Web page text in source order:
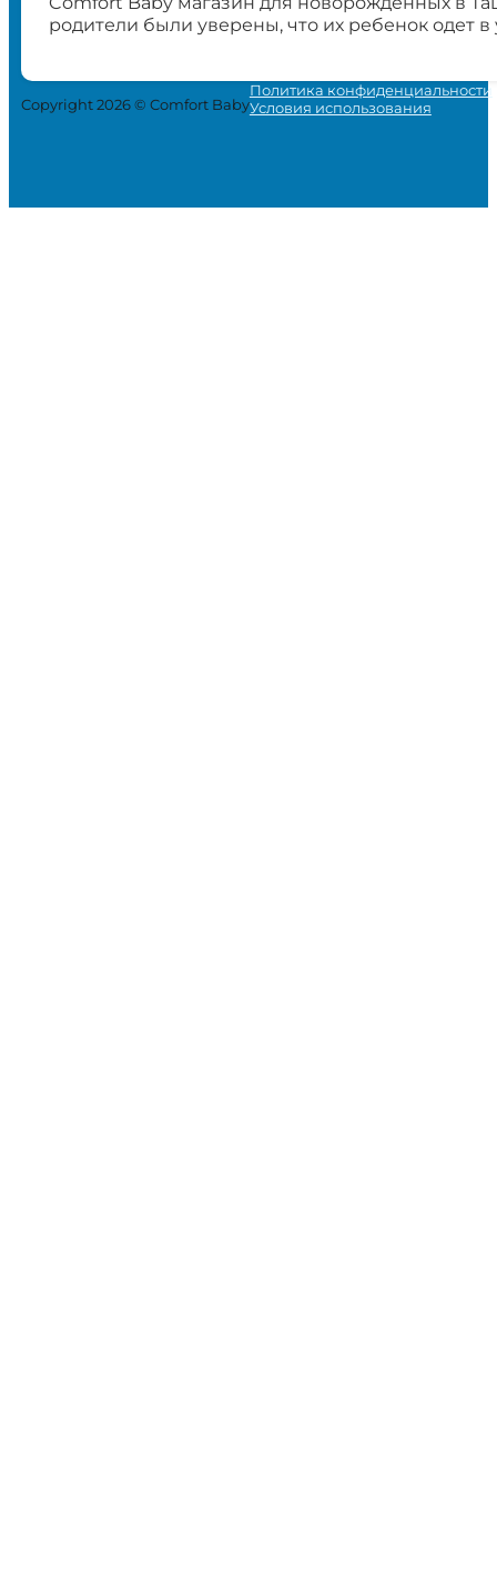
родители были уверены, что их ребенок одет
Copyright 2026 © Comfort Baby
Политика конфиденциальности
Условия использования